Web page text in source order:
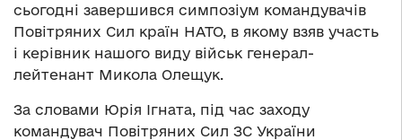
сьогодні завершився симпозіум командувачів
Повітряних Сил країн НАТО, в якому взяв участь
і керівник нашого виду військ генерал-
лейтенант Микола Олещук.
За словами Юрія Ігната, під час заходу
командувач Повітряних Сил ЗС України